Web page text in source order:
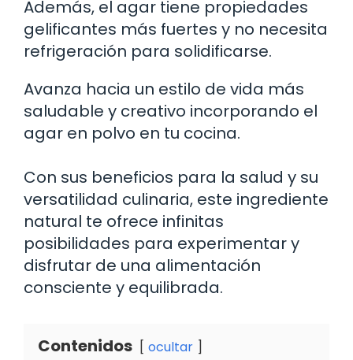
Además, el agar tiene propiedades
gelificantes más fuertes y no necesita
refrigeración para solidificarse.
Avanza hacia un estilo de vida más
saludable y creativo incorporando el
agar en polvo en tu cocina.
Con sus beneficios para la salud y su
versatilidad culinaria, este ingrediente
natural te ofrece infinitas
posibilidades para experimentar y
disfrutar de una alimentación
consciente y equilibrada.
Contenidos ocultar